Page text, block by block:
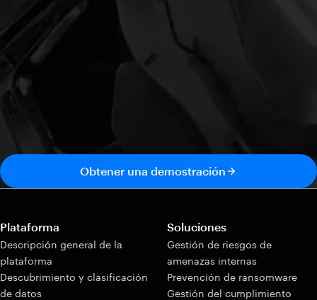
Obtener una demostración
Plataforma
Descripción general de la
plataforma
Descubrimiento y clasificación
de datos
Soluciones
Gestión de riesgos de
amenazas internas
Prevención de ransomware
Gestión del cumplimiento